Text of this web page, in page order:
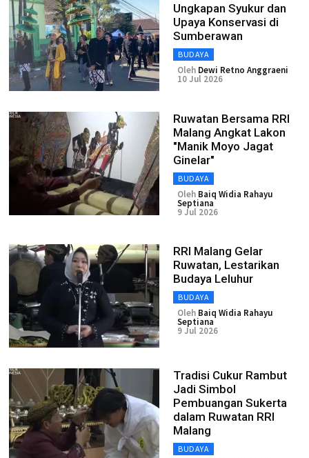
Ungkapan Syukur dan
Upaya Konservasi di
Sumberawan
BUDAYA
Oleh Dewi Retno Anggraeni
10 Jul 2026
Ruwatan Bersama RRI
Malang Angkat Lakon
"Manik Moyo Jagat
Ginelar"
BUDAYA
Oleh Baiq Widia Rahayu
Septiana
9 Jul 2026
RRI Malang Gelar
Ruwatan, Lestarikan
Budaya Leluhur
BUDAYA
Oleh Baiq Widia Rahayu
Septiana
9 Jul 2026
Tradisi Cukur Rambut
Jadi Simbol
Pembuangan Sukerta
dalam Ruwatan RRI
Malang
BUDAYA